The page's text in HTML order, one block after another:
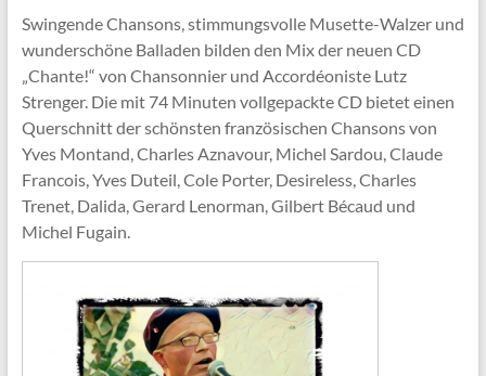
Swingende Chansons, stimmungsvolle Musette-Walzer und
wunderschöne Balladen bilden den Mix der neuen CD
„Chante!“ von Chansonnier und Accordéoniste Lutz
Strenger. Die mit 74 Minuten vollgepackte CD bietet einen
Querschnitt der schönsten französischen Chansons von
Yves Montand, Charles Aznavour, Michel Sardou, Claude
Francois, Yves Duteil, Cole Porter, Desireless, Charles
Trenet, Dalida, Gerard Lenorman, Gilbert Bécaud und
Michel Fugain.